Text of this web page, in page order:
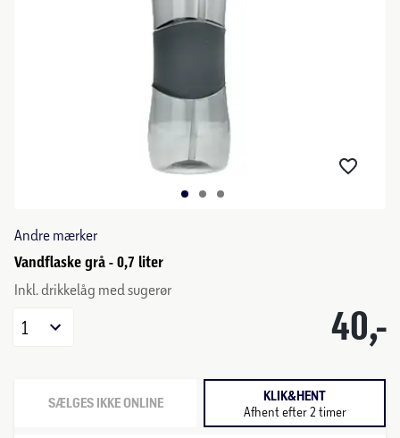
Andre mærker
Vandflaske grå - 0,7 liter
Inkl. drikkelåg med sugerør
40,-
1
SÆLGES IKKE ONLINE KLIK&HENT
Afhent efter 2 timer